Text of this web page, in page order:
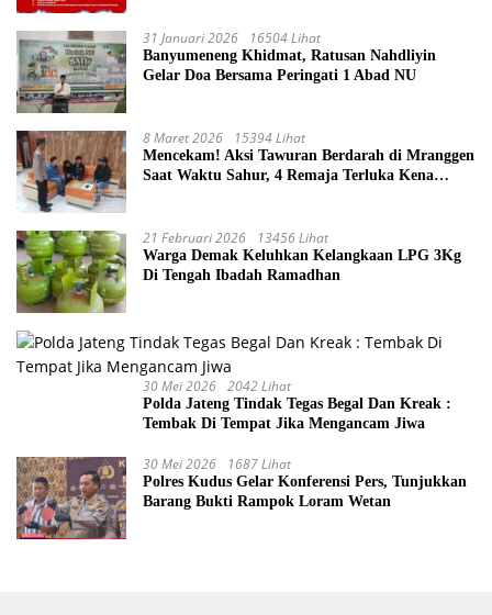
Masyarakat
31 Januari 2026 16504 Lihat
Banyumeneng Khidmat, Ratusan Nahdliyin
Gelar Doa Bersama Peringati 1 Abad NU
8 Maret 2026 15394 Lihat
Mencekam! Aksi Tawuran Berdarah di Mranggen
Saat Waktu Sahur, 4 Remaja Terluka Kena
21 Februari 2026 13456 Lihat
Warga Demak Keluhkan Kelangkaan LPG 3Kg
Di Tengah Ibadah Ramadhan
30 Mei 2026 2042 Lihat
Polda Jateng Tindak Tegas Begal Dan Kreak :
Tembak Di Tempat Jika Mengancam Jiwa
30 Mei 2026 1687 Lihat
Polres Kudus Gelar Konferensi Pers, Tunjukkan
Barang Bukti Rampok Loram Wetan